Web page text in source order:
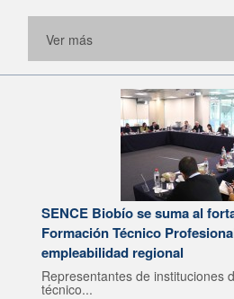
Ver más
SENCE Biobío se suma al
Formación Técnico
empleabilidad regional
Representantes de instituciones
técnico...